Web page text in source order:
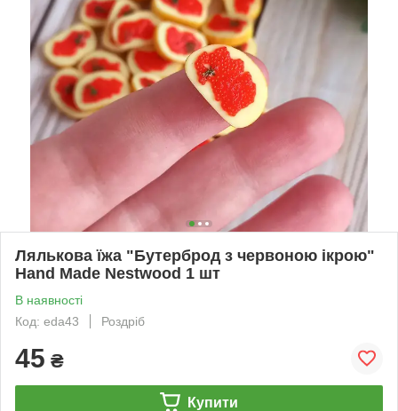
Лялькова їжа "Бутерброд з червоною ікрою"
Hand Made Nestwood 1 шт
В наявності
Код: eda43
Роздріб
45 ₴
Купити